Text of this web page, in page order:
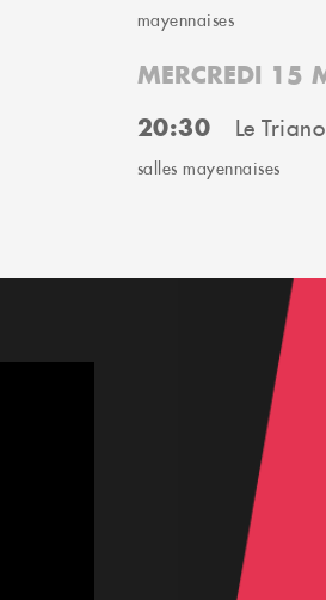
mayennaises
MERCREDI 15
20:30 Le
salles mayennaises